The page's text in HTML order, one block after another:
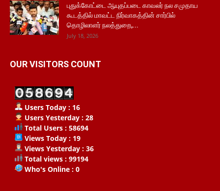
புதுக்கோட்டை ஆயுதப்படை காவலர் நல சமுதாய
கூடத்தில் மாவட்ட நிர்வாகத்தின் சார்பில்
தொழிலாளர் நலத்துறை,...
July 18, 2026
OUR VISITORS COUNT
Users Today : 16
Users Yesterday : 28
Total Users : 58694
Views Today : 19
Views Yesterday : 36
Total views : 99194
Who's Online : 0